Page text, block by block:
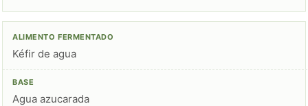
Kéfir de agua
Agua azucarada